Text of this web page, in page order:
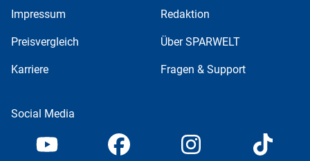
Impressum Redaktion
Preisvergleich Über SPARWELT
Karriere Fragen & Support
Social Media